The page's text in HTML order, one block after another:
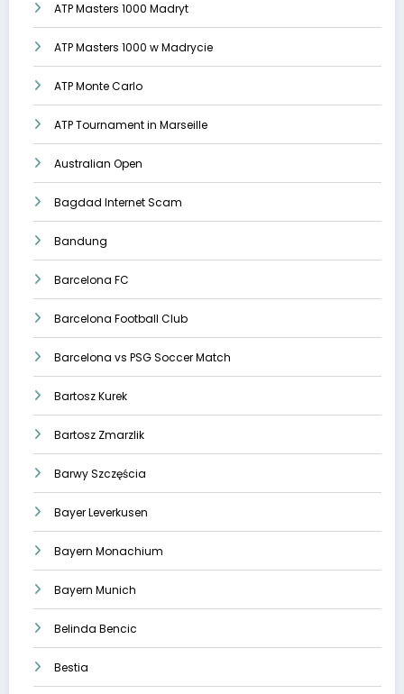
ATP Masters 1000 Madryt
ATP Masters 1000 w Madrycie
ATP Monte Carlo
ATP Tournament in Marseille
Australian Open
Bagdad Internet Scam
Bandung
Barcelona FC
Barcelona Football Club
Barcelona vs PSG Soccer Match
Bartosz Kurek
Bartosz Zmarzlik
Barwy Szczęścia
Bayer Leverkusen
Bayern Monachium
Bayern Munich
Belinda Bencic
Bestia